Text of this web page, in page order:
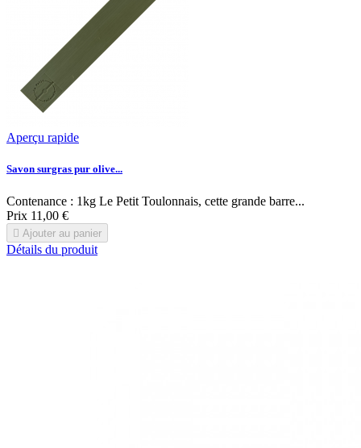
Aperçu rapide
Savon surgras pur olive...
Contenance : 1kg Le Petit Toulonnais, cette grande barre...
Prix 11,00 €
 Ajouter au panier
Détails du produit